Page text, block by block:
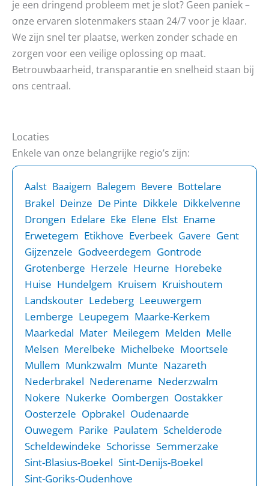
je een dringend probleem met je slot? Geen paniek –
onze ervaren slotenmakers staan 24/7 voor je klaar.
We zijn snel ter plaatse, werken zonder schade en
zorgen voor een veilige oplossing op maat.
Betrouwbaarheid, transparantie en snelheid staan bij
ons centraal.
Locaties
Enkele van onze belangrijke regio’s zijn:
Aalst Baaigem Balegem Bevere Bottelare
Brakel Deinze De Pinte Dikkele Dikkelvenne
Drongen Edelare Eke Elene Elst Ename
Erwetegem Etikhove Everbeek Gavere Gent
Gijzenzele Godveerdegem Gontrode
Grotenberge Herzele Heurne Horebeke
Huise Hundelgem Kruisem Kruishoutem
Landskouter Ledeberg Leeuwergem
Lemberge Leupegem Maarke-Kerkem
Maarkedal Mater Meilegem Melden Melle
Melsen Merelbeke Michelbeke Moortsele
Mullem Munkzwalm Munte Nazareth
Nederbrakel Nederename Nederzwalm
Nokere Nukerke Oombergen Oostakker
Oosterzele Opbrakel Oudenaarde
Ouwegem Parike Paulatem Schelderode
Scheldewindeke Schorisse Semmerzake
Sint-Blasius-Boekel Sint-Denijs-Boekel
Sint-Goriks-Oudenhove